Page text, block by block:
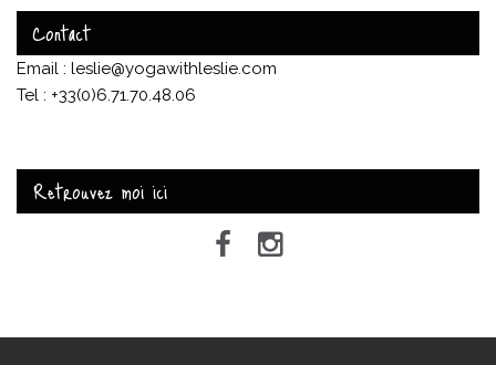
Contact
Email : leslie@yogawithleslie.com
Tel : +33(0)6.71.70.48.06
Retrouvez moi ici